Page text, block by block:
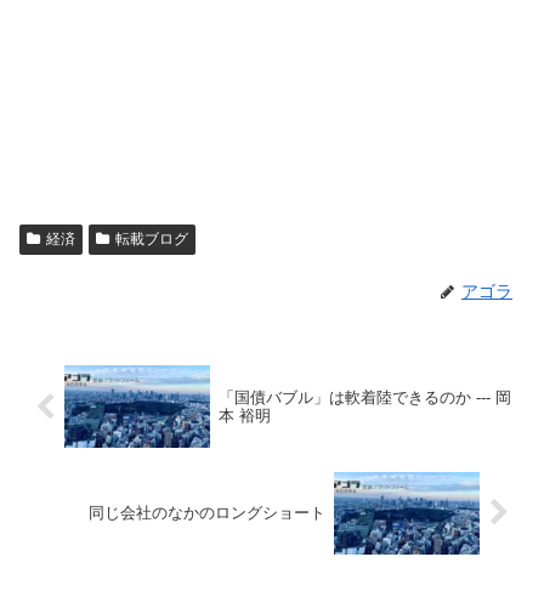
経済 転載ブログ
アゴラ
「国債バブル」は軟着陸できるのか --- 岡
本 裕明
同じ会社のなかのロングショート